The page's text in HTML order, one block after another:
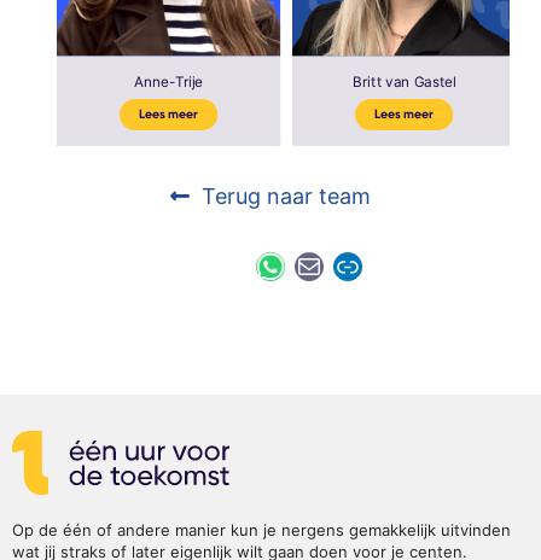
Anne-Trije
Lees meer
Britt van Gastel
Lees meer
Terug naar team
Op de één of andere manier kun je nergens gemakkelijk uitvinden
wat jij straks of later eigenlijk wilt gaan doen voor je centen.